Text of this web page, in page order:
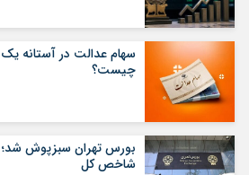
سهام عدالت در آستانه
چیست؟
شاخص کل